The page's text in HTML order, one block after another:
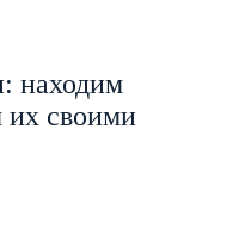
находим
их своими